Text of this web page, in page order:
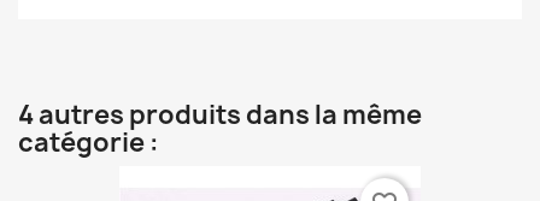
4 autres produits dans la même
catégorie :